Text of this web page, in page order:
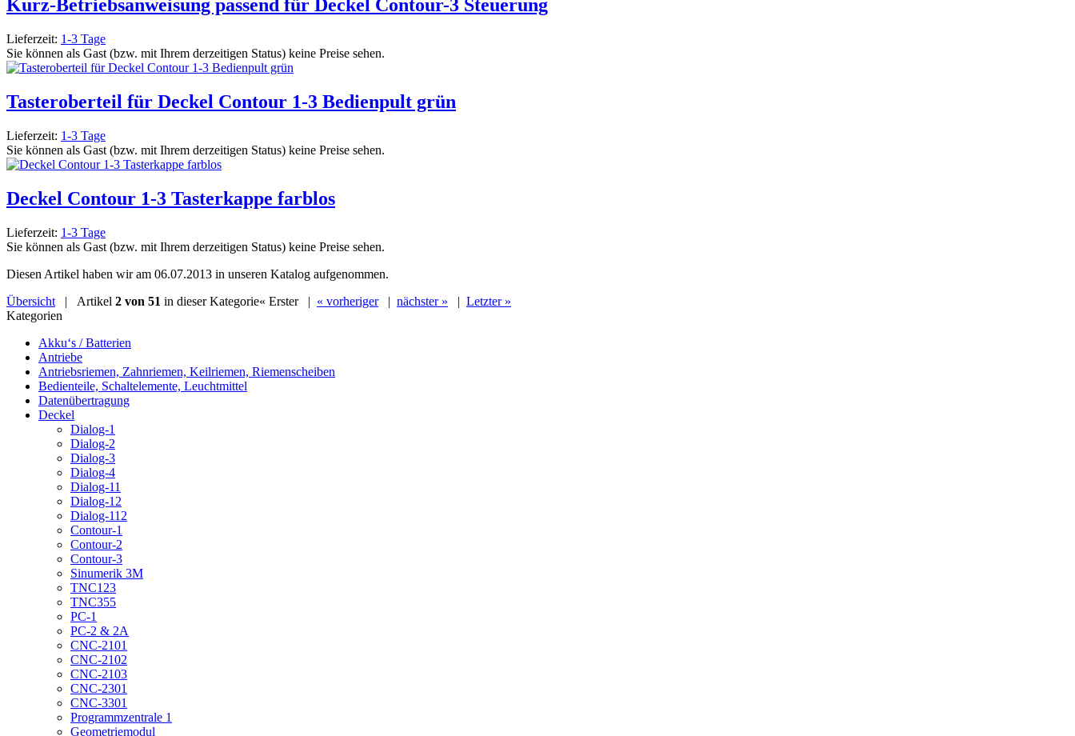
Kurz-Betriebsanweisung passend für Deckel Contour-3 Steuerung
Lieferzeit: 1-3 Tage
Sie können als Gast (bzw. mit Ihrem derzeitigen Status) keine Preise sehen.
Tasteroberteil für Deckel Contour 1-3 Bedienpult grün
Lieferzeit: 1-3 Tage
Sie können als Gast (bzw. mit Ihrem derzeitigen Status) keine Preise sehen.
Deckel Contour 1-3 Tasterkappe farblos
Lieferzeit: 1-3 Tage
Sie können als Gast (bzw. mit Ihrem derzeitigen Status) keine Preise sehen.
Diesen Artikel haben wir am 06.07.2013 in unseren Katalog aufgenommen.
Übersicht | Artikel 2 von 51 in dieser Kategorie« Erster| « vorheriger| nächster » | Letzter »
Kategorien
Akku‘s / Batterien
Antriebe
Antriebsriemen, Zahnriemen, Keilriemen, Riemenscheiben
Bedienteile, Schaltelemente, Leuchtmittel
Datenübertragung
Deckel
Dialog-1
Dialog-2
Dialog-3
Dialog-4
Dialog-11
Dialog-12
Dialog-112
Contour-1
Contour-2
Contour-3
Sinumerik 3M
TNC123
TNC355
PC-1
PC-2 & 2A
CNC-2101
CNC-2102
CNC-2103
CNC-2301
CNC-3301
Programmzentrale 1
Geometriemodul